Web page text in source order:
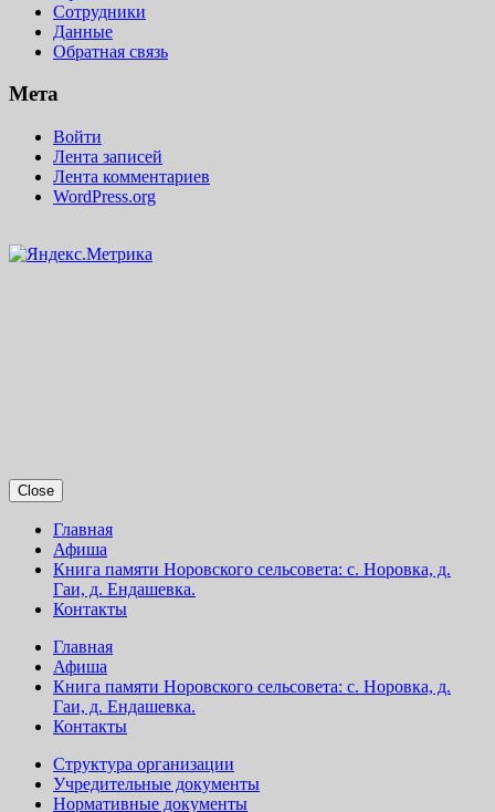
Сотрудники
Данные
Обратная связь
Мета
Войти
Лента записей
Лента комментариев
WordPress.org
Close
Главная
Афиша
Книга памяти Норовского сельсовета: с. Норовка, д.
Гаи, д. Ендашевка.
Контакты
Главная
Афиша
Книга памяти Норовского сельсовета: с. Норовка, д.
Гаи, д. Ендашевка.
Контакты
Структура организации
Учредительные документы
Нормативные документы